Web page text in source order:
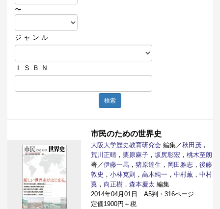
〜
ジ ャ ン ル
Ｉ Ｓ Ｂ Ｎ
検索
市民のための世界史
大阪大学歴史教育研究会 編集／秋田茂 ，
荒川正晴 ， 栗原麻子 ， 坂尻彰宏 ， 桃木至朗
著／伊藤一馬 ， 猪原達生 ， 岡田雅志 ， 後藤
敦史 ， 小林克則 ， 高木純一 ， 中村薫 ， 中村
翼 ， 向正樹 ， 森本慶太 編集
2014年04月01日 A5判・316ページ
定価1900円＋税